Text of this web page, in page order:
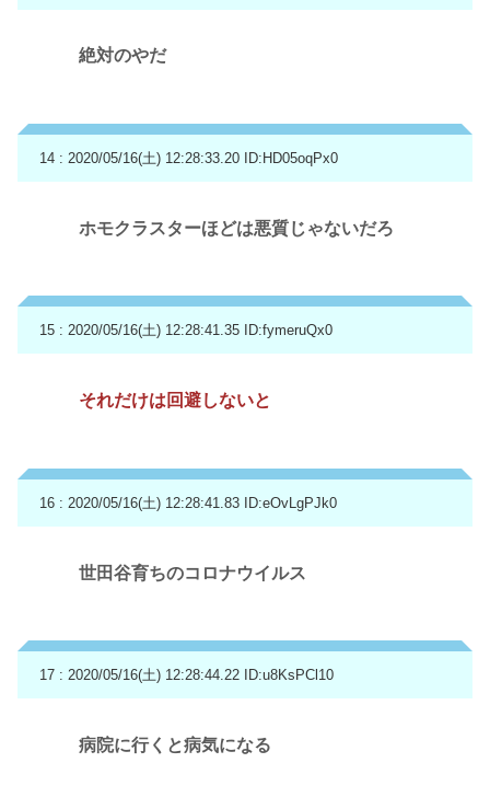
絶対のやだ
14 : 2020/05/16(土) 12:28:33.20 ID:HD05oqPx0
ホモクラスターほどは悪質じゃないだろ
15 : 2020/05/16(土) 12:28:41.35 ID:fymeruQx0
それだけは回避しないと
16 : 2020/05/16(土) 12:28:41.83 ID:eOvLgPJk0
世田谷育ちのコロナウイルス
17 : 2020/05/16(土) 12:28:44.22 ID:u8KsPCl10
病院に行くと病気になる